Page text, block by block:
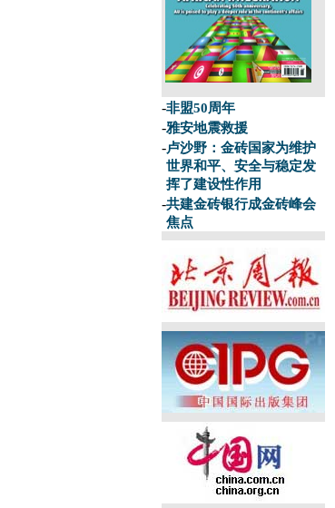
-非盟50周年
-雅安地震救援
-卢沙野：金砖国家为维护
世界和平、安全与稳定发
挥了建设性作用
-共建金砖银行成金砖峰会
焦点